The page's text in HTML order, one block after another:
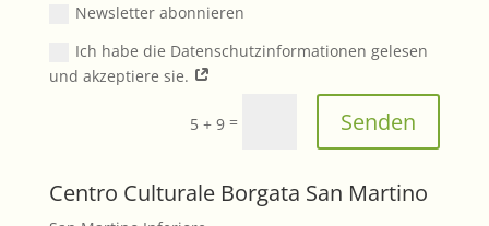
Newsletter abonnieren
Ich habe die Datenschutzinformationen gelesen
und akzeptiere sie.
5 + 9 = Senden
Centro Culturale Borgata San Martino